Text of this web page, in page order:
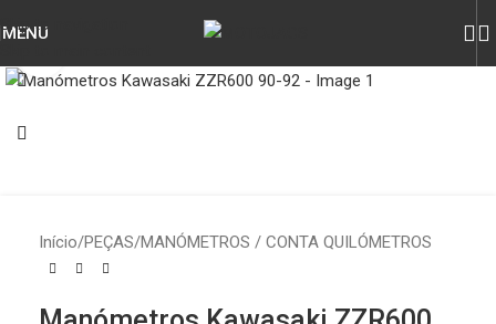
Skip to navigation
MENU
Início/PEÇAS/MANÓMETROS / CONTA QUILÓMETROS